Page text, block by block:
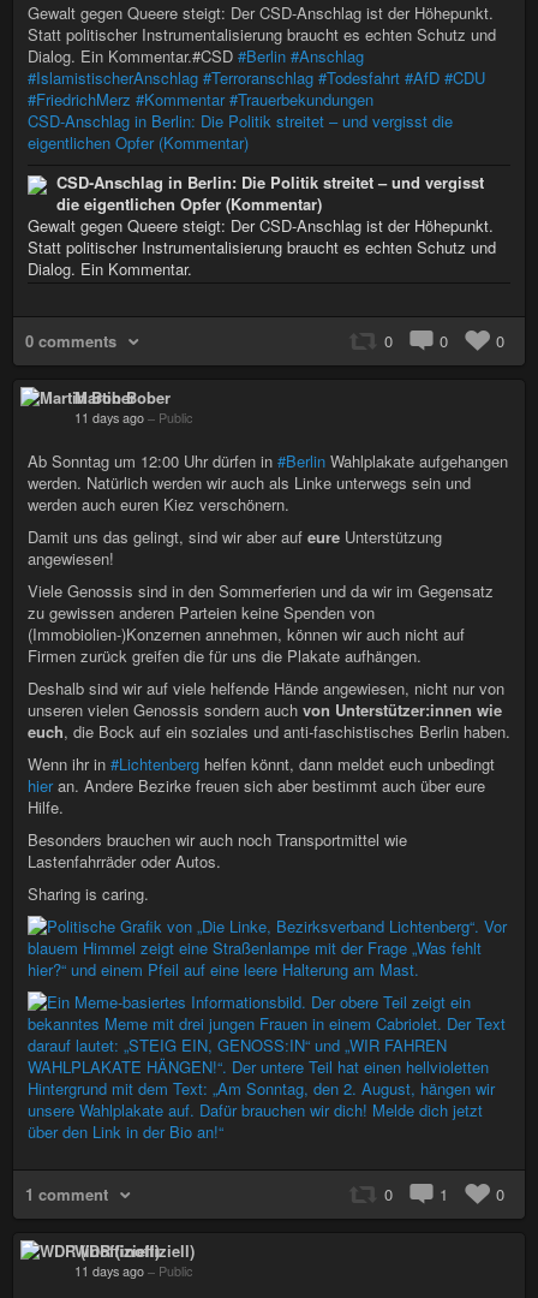
Gewalt gegen Queere steigt: Der CSD-Anschlag ist der Höhepunkt.
Statt politischer Instrumentalisierung braucht es echten Schutz und
Dialog. Ein Kommentar.#CSD #Berlin #Anschlag
#IslamistischerAnschlag #Terroranschlag #Todesfahrt #AfD #CDU
#FriedrichMerz #Kommentar #Trauerbekundungen
CSD-Anschlag in Berlin: Die Politik streitet – und vergisst die
eigentlichen Opfer (Kommentar)
CSD-Anschlag in Berlin: Die Politik streitet – und vergisst
die eigentlichen Opfer (Kommentar)
Gewalt gegen Queere steigt: Der CSD-Anschlag ist der Höhepunkt.
Statt politischer Instrumentalisierung braucht es echten Schutz und
Dialog. Ein Kommentar.
0 comments 0 0 0
Martin Bober
11 days ago – Public
Ab Sonntag um 12:00 Uhr dürfen in #Berlin Wahlplakate aufgehangen
werden. Natürlich werden wir auch als Linke unterwegs sein und
werden auch euren Kiez verschönern.
Damit uns das gelingt, sind wir aber auf eure Unterstützung
angewiesen!
Viele Genossis sind in den Sommerferien und da wir im Gegensatz
zu gewissen anderen Parteien keine Spenden von
(Immobiolien-)Konzernen annehmen, können wir auch nicht auf
Firmen zurück greifen die für uns die Plakate aufhängen.
Deshalb sind wir auf viele helfende Hände angewiesen, nicht nur von
unseren vielen Genossis sondern auch von Unterstützer:innen wie
euch, die Bock auf ein soziales und anti-faschistisches Berlin haben.
Wenn ihr in #Lichtenberg helfen könnt, dann meldet euch unbedingt
hieran. Andere Bezirke freuen sich aber bestimmt auch über eure
Hilfe.
Besonders brauchen wir auch noch Transportmittel wie
Lastenfahrräder oder Autos.
Sharing is caring.
1 comment 0 1 0
WDR (inoffiziell)
11 days ago – Public